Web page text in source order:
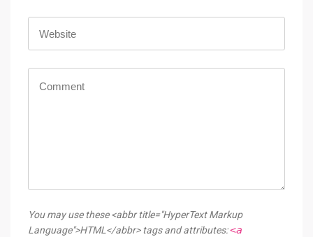
You may use these <abbr title="HyperText Markup
Language">HTML</abbr> tags and attributes:<a